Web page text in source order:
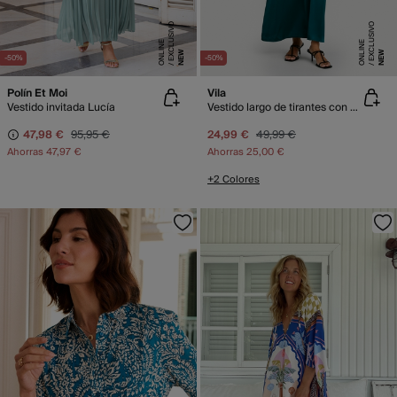
-50% NEW
E
X
C
L
USI
V
O
O
N
LI
N
E
Polín Et Moi
Vestido invitada Lucía
47,98 € 95,95 €
Ahorras47,97 €
-50% NEW
E
X
C
L
USI
V
O
O
N
LI
N
E
Vila
Vestido largo de tirantes con encaje
24,99 € 49,99 €
Ahorras25,00 €
+2 Colores